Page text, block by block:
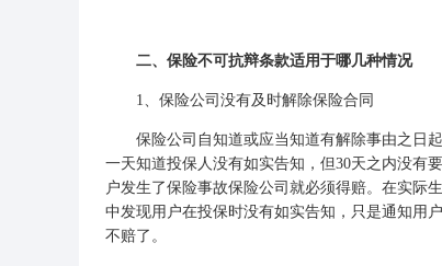
二、保险不可抗辩条款适用于哪几种情况
1、保险公司没有及时解除保险合同
保险公司自知道或应当知道有解除事由之日起
一天知道投保人没有如实告知，但30天之内没有
户发生了保险事故保险公司就必须得赔。在实际
中发现用户在投保时没有如实告知，只是通知用
不赔了。